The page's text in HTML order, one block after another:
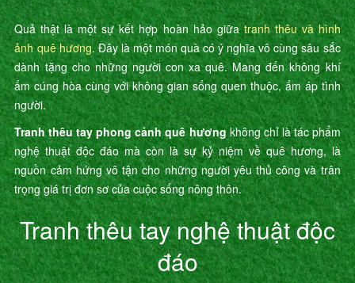
Quả thật là một sự kết hợp hoàn hảo giữatranh thêu và hình
ảnh quê hương. Đây là một món quà có ý nghĩa vô cùng sâu sắc
dành tặng cho những người con xa quê. Mang đến không khí
ấm cúng hòa cùng với không gian sống quen thuộc, ấm áp tình
người.
Tranh thêu tay phong cảnh quê hươngkhông chỉ là tác phẩm
nghệ thuật độc đáo mà còn là sự kỷ niệm về quê hương, là
nguồn cảm hứng vô tận cho những người yêu thủ công và trân
trọng giá trị đơn sơ của cuộc sống nông thôn.
Tranh thêu tay nghệ thuật độc
đáo